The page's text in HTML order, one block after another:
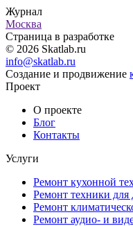
Журнал
Москва
Страница в разработке
© 2026 Skatlab.ru
info@skatlab.ru
Создание и продвижение
Проект
О проекте
Блог
Контакты
Услуги
Ремонт кухонной
Ремонт техники для
Ремонт
Ремонт аудио- и